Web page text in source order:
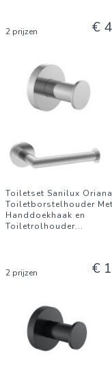
2 prijzen €
Toiletset Sanilux Oriana
Toiletborstelhouder Met
Handdoekhaak en
Toiletrolhouder...
2 prijzen €